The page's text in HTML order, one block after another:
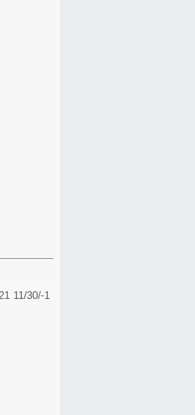
11/30/-1